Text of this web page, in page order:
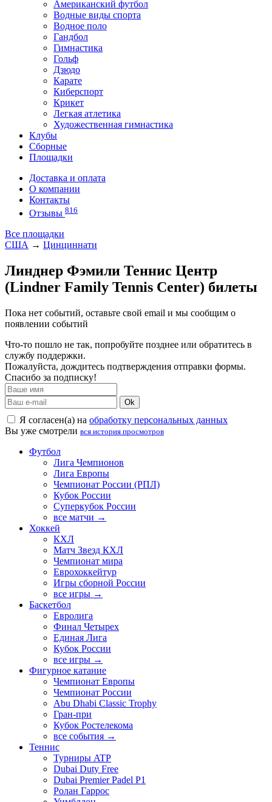
Американский футбол
Водные виды спорта
Водное поло
Гандбол
Гимнастика
Гольф
Дзюдо
Карате
Киберспорт
Крикет
Легкая атлетика
Художественная гимнастика
Клубы
Сборные
Площадки
Доставка и оплата
О компании
Контакты
Отзывы 816
Все площадки
США → Цинциннати
Линднер Фэмили Теннис Центр
(Lindner Family Tennis Center) билеты
Пока нет событий, оставьте свой email и мы сообщим о
появлении событий
Что-то пошло не так, попробуйте позднее или обратитесь в
службу поддержки.
Пожалуйста, дождитесь подтверждения отправки формы.
Спасибо за подписку!
Ok
Я согласен(а) на обработку персональных данных
Вы уже смотрели вся история просмотров
Футбол
Лига Чемпионов
Лига Европы
Чемпионат России (РПЛ)
Кубок России
Суперкубок России
все матчи →
Хоккей
КХЛ
Матч Звезд КХЛ
Чемпионат мира
Еврохоккейтур
Игры сборной России
все игры →
Баскетбол
Евролига
Финал Четырех
Единая Лига
Кубок России
все игры →
Фигурное катание
Чемпионат Европы
Чемпионат России
Abu Dhabi Classic Trophy
Гран-при
Кубок Ростелекома
все события →
Теннис
Турниры ATP
Dubai Duty Free
Dubai Premier Padel P1
Ролан Гаррос